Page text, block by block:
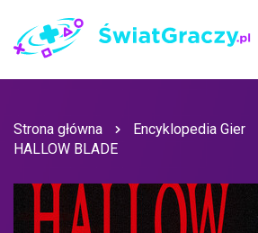
Strona główna
Encyklopedia Gier
HALLOW BLADE